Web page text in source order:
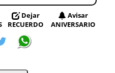
Dejar
RECUERDO
Avisar
ANIVERSARIO